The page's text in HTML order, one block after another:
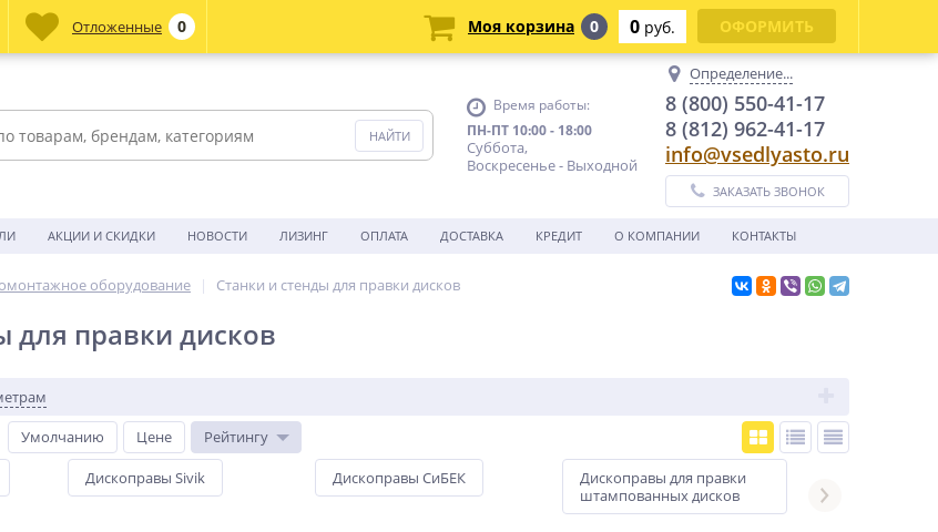
Время работы:
ПН-ПТ 10:00 - 18:00
Суббота,
Воскресенье - Выходной
Определение...
8 (800) 550-41-17
8 (812) 962-41-17
info@vsedlyasto.ru
ЗАКАЗАТЬ ЗВОНОК
АКЦИИ И СКИДКИ НОВОСТИ ЛИЗИНГ ОПЛАТА ДОСТАВКА КРЕДИТ О КОМПАНИИ КОНТАКТЫ
оборудование Станки и стенды для правки дисков
для правки дисков
Умолчанию Цене Рейтингу
Дископравы Sivik Дископравы СиБЕК
Дископравы для правки
штампованных дисков
Отложенные 0 Моя корзина 0 0 руб. ОФОРМИТЬ